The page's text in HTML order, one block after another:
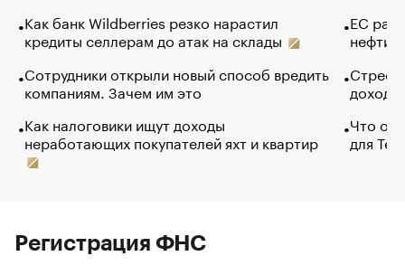
Как банк Wildberries резко нарастил
кредиты селлерам до атак на склады
Сотрудники открыли новый способ вредить
компаниям. Зачем им это
Как налоговики ищут доходы
неработающих покупателей яхт и квартир
ЕС
нефти
Что
для
Регистрация ФНС